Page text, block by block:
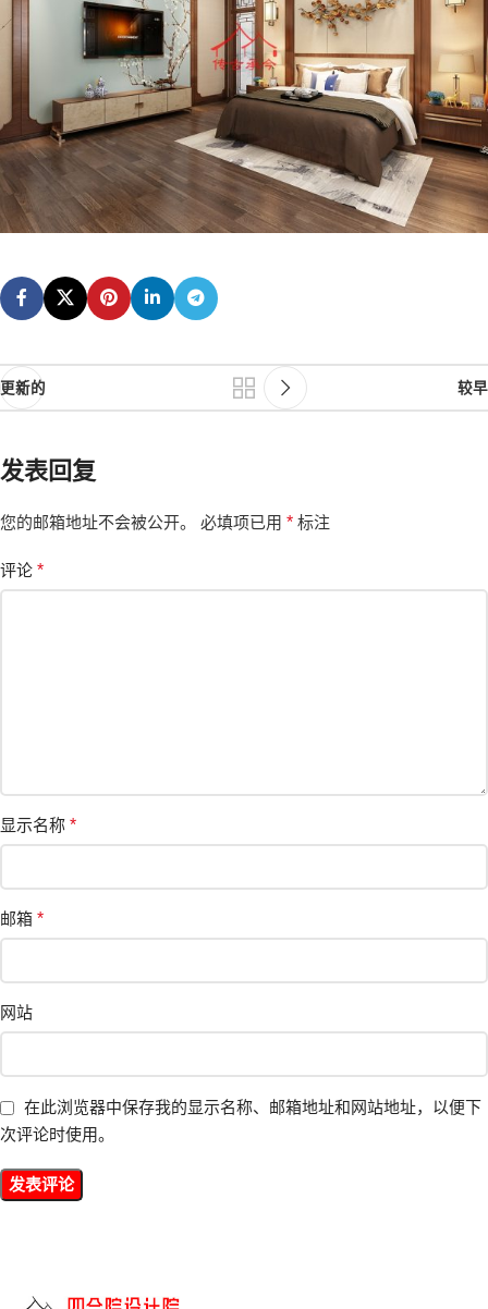
更新的 较早
发表回复
您的邮箱地址不会被公开。 必填项已用 * 标注
评论 *
显示名称 *
邮箱 *
网站
在此浏览器中保存我的显示名称、邮箱地址和网站地址，以便下
次评论时使用。